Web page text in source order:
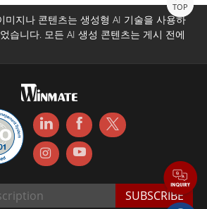
TOP
미지나 콘텐츠는 생성형 AI 기술을 사용하
습니다. 모든 AI 생성 콘텐츠는 게시 전에